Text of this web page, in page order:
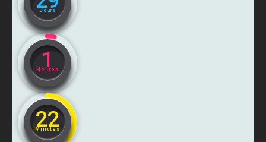
Jours
1
Heures
22
Minutes